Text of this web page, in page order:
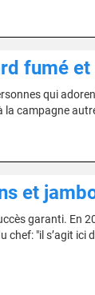
fumé
qui
la campagne
et
garanti. En
"il s’agit ici